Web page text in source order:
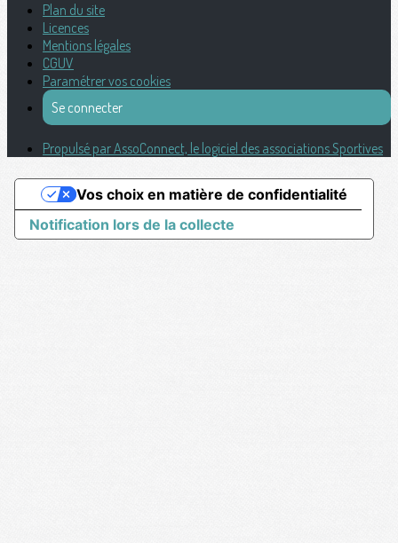
Plan du site
Licences
Mentions légales
CGUV
Paramétrer vos cookies
Se connecter
Propulsé par AssoConnect, le logiciel des associations Sportives
Notification lors de la collecte
Vos choix en matière de confidentialité